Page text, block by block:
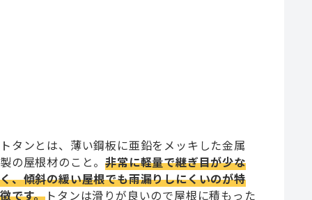
トタンとは、薄い鋼板に亜鉛をメッキした金属
製の屋根材のこと。非常に軽量で継ぎ目が少な
く、傾斜の緩い屋根でも雨漏りしにくいのが特
徴です。 トタンは滑りが良いので屋根に積もった